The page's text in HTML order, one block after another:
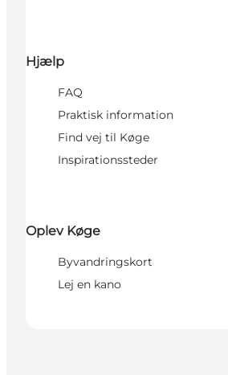
Hjælp
FAQ
Praktisk information
Find vej til Køge
Inspirationssteder
Oplev Køge
Byvandringskort
Lej en kano